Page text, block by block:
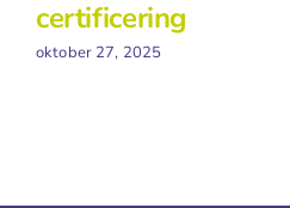
certificering
oktober 27, 2025